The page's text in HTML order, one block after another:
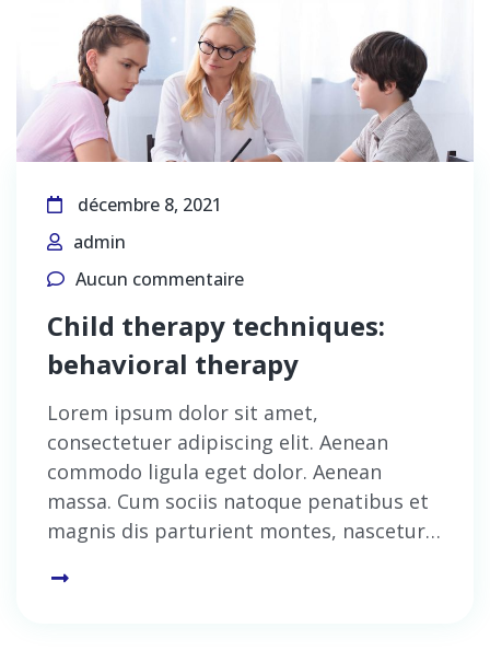
décembre 8, 2021
admin
Aucun commentaire
Child therapy techniques:
behavioral therapy
Lorem ipsum dolor sit amet,
consectetuer adipiscing elit. Aenean
commodo ligula eget dolor. Aenean
massa. Cum sociis natoque penatibus et
magnis dis parturient montes, nascetur…